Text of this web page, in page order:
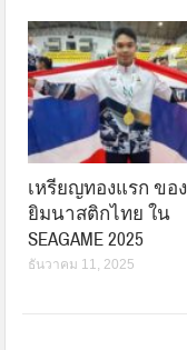
เหรียญทองแรก ของ
ยิมนาสติกไทย ใน
SEAGAME 2025
ธันวาคม 11, 2025